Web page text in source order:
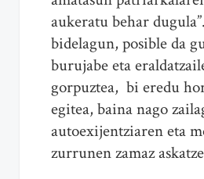
aukeratu behar
bidelagun, posible da
burujabe eta
gorpuztea, bi eredu
egitea, baina nago
autoexijentziaren eta
zurrunen zamaz